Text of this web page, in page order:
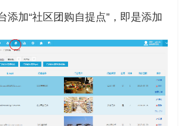
添加“社区团购自提点”，即是添加